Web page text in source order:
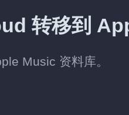
转移到
Music 资料库。